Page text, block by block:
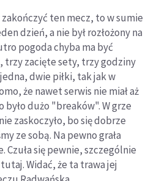
zakończyć ten mecz, to w sumie
dzień, a nie był rozłożony na
pogoda chyba ma być
trzy zacięte sety, trzy godziny
dwie piłki, tak jak w
że nawet serwis nie miał aż
dużo "breaków". W grze
zaskoczyło, bo się dobrze
ze sobą. Na pewno grała
Czuła się pewnie, szczególnie
Widać, że ta trawa jej